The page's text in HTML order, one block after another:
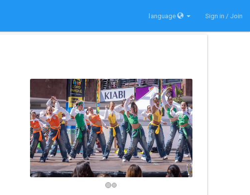
language Sign in / Join